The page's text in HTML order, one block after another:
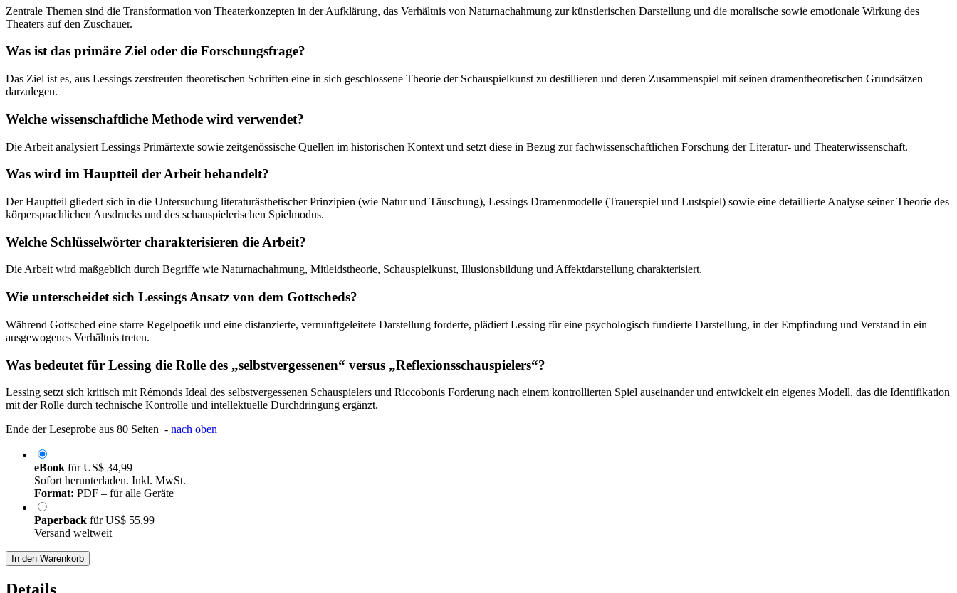
Zentrale Themen sind die Transformation von Theaterkonzepten in der Aufklärung, das Verhältnis von Naturnachahmung zur künstlerischen Darstellung und die moralische sowie emotionale Wirkung des
Theaters auf den Zuschauer.
Was ist das primäre Ziel oder die Forschungsfrage?
Das Ziel ist es, aus Lessings zerstreuten theoretischen Schriften eine in sich geschlossene Theorie der Schauspielkunst zu destillieren und deren Zusammenspiel mit seinen dramentheoretischen Grundsätzen
darzulegen.
Welche wissenschaftliche Methode wird verwendet?
Die Arbeit analysiert Lessings Primärtexte sowie zeitgenössische Quellen im historischen Kontext und setzt diese in Bezug zur fachwissenschaftlichen Forschung der Literatur- und Theaterwissenschaft.
Was wird im Hauptteil der Arbeit behandelt?
Der Hauptteil gliedert sich in die Untersuchung literaturästhetischer Prinzipien (wie Natur und Täuschung), Lessings Dramenmodelle (Trauerspiel und Lustspiel) sowie eine detaillierte Analyse seiner Theorie des
körpersprachlichen Ausdrucks und des schauspielerischen Spielmodus.
Welche Schlüsselwörter charakterisieren die Arbeit?
Die Arbeit wird maßgeblich durch Begriffe wie Naturnachahmung, Mitleidstheorie, Schauspielkunst, Illusionsbildung und Affektdarstellung charakterisiert.
Wie unterscheidet sich Lessings Ansatz von dem Gottscheds?
Während Gottsched eine starre Regelpoetik und eine distanzierte, vernunftgeleitete Darstellung forderte, plädiert Lessing für eine psychologisch fundierte Darstellung, in der Empfindung und Verstand in ein
ausgewogenes Verhältnis treten.
Was bedeutet für Lessing die Rolle des „selbstvergessenen“ versus „Reflexionsschauspielers“?
Lessing setzt sich kritisch mit Rémonds Ideal des selbstvergessenen Schauspielers und Riccobonis Forderung nach einem kontrollierten Spiel auseinander und entwickelt ein eigenes Modell, das die Identifikation
mit der Rolle durch technische Kontrolle und intellektuelle Durchdringung ergänzt.
Ende der Leseprobe aus 80 Seiten - nach oben
eBook fürUS$ 34,99
Sofort herunterladen. Inkl. MwSt.
Format: PDF – für alle Geräte
Paperback fürUS$ 55,99
Versand weltweit
In den Warenkorb